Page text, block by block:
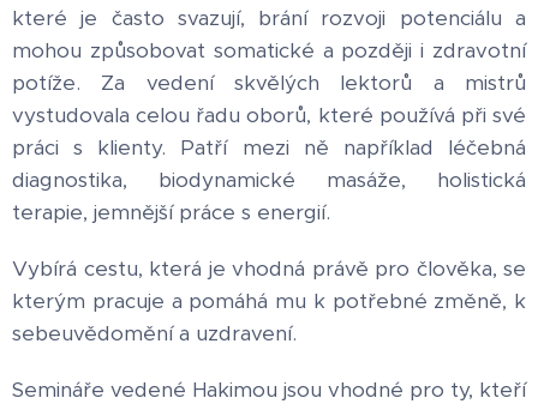
které je často svazují, brání rozvoji potenciálu a
mohou způsobovat somatické a později i zdravotní
potíže. Za vedení skvělých lektorů a mistrů
vystudovala celou řadu oborů, které používá při své
práci s klienty. Patří mezi ně například léčebná
diagnostika, biodynamické masáže, holistická
terapie, jemnější práce s energií.
Vybírá cestu, která je vhodná právě pro člověka, se
kterým pracuje a pomáhá mu k potřebné změně, k
sebeuvědomění a uzdravení.
Semináře vedené Hakimou jsou vhodné pro ty, kteří